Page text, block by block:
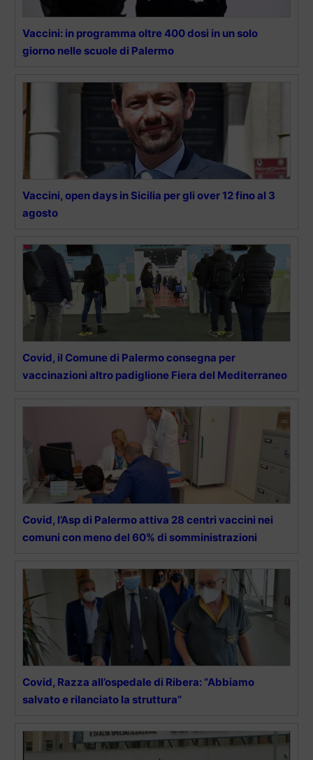
Vaccini: in programma oltre 400 dosi in un solo
giorno nelle scuole di Palermo
Vaccini, open days in Sicilia per gli over 12 fino al 3
agosto
Covid, il Comune di Palermo consegna per
vaccinazioni altro padiglione Fiera del Mediterraneo
Covid, l’Asp di Palermo attiva 28 centri vaccini nei
comuni con meno del 60% di somministrazioni
Covid, Razza all’ospedale di Ribera: “Abbiamo
salvato e rilanciato la struttura”